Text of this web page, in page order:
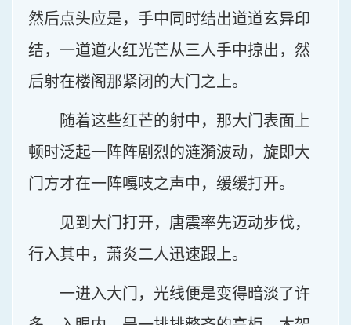
然后点头应是，手中同时结出道道玄异印
结，一道道火红光芒从三人手中掠出，然
后射在楼阁那紧闭的大门之上。
随着这些红芒的射中，那大门表面上
顿时泛起一阵阵剧烈的涟漪波动，旋即大
门方才在一阵嘎吱之声中，缓缓打开。
见到大门打开，唐震率先迈动步伐，
行入其中，萧炎二人迅速跟上。
一进入大门，光线便是变得暗淡了许